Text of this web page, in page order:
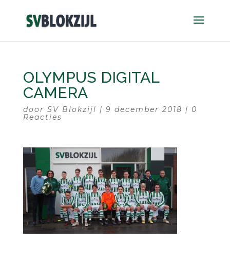
OLYMPUS DIGITAL
CAMERA
door SV Blokzijl | 9 december 2018 | 0
Reacties